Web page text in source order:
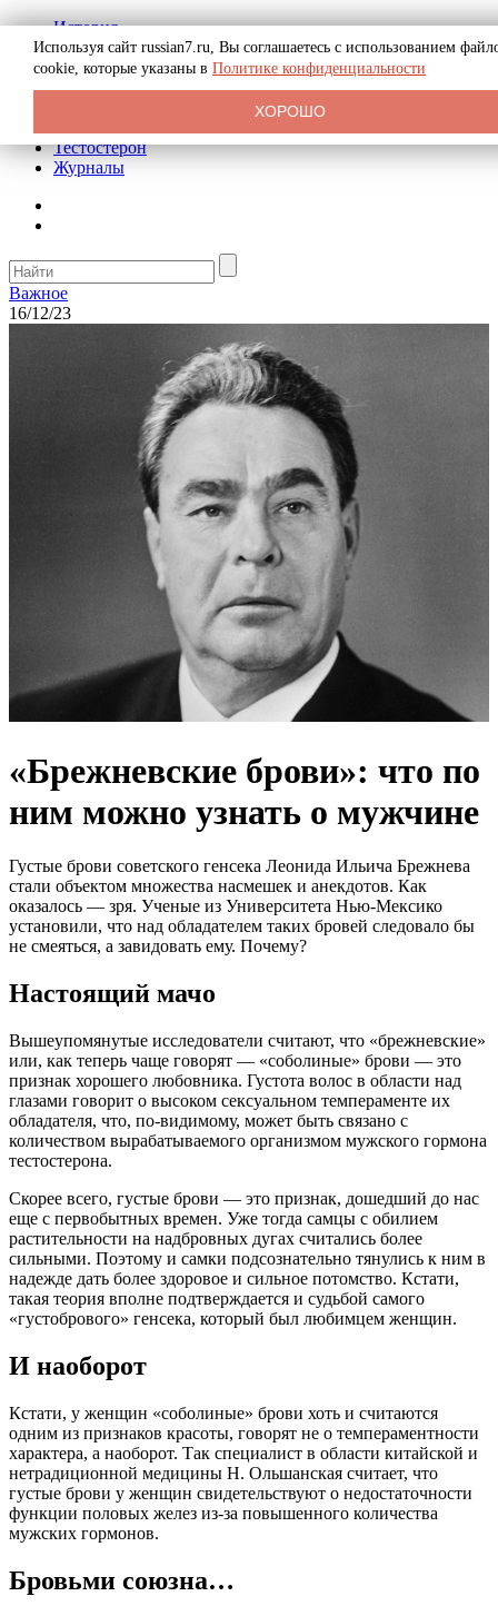
История
Биография
Криминал
Реклама на сайте
Тестостерон
Журналы
Важное
16/12/23
«Брежневские брови»: что по
ним можно узнать о мужчине
Густые брови советского генсека Леонида Ильича Брежнева
стали объектом множества насмешек и анекдотов. Как
оказалось — зря. Ученые из Университета Нью-Мексико
установили, что над обладателем таких бровей следовало бы
не смеяться, а завидовать ему. Почему?
Настоящий мачо
Вышеупомянутые исследователи считают, что «брежневские»
или, как теперь чаще говорят — «соболиные» брови — это
признак хорошего любовника. Густота волос в области над
глазами говорит о высоком сексуальном темпераменте их
обладателя, что, по-видимому, может быть связано с
количеством вырабатываемого организмом мужского гормона
тестостерона.
Скорее всего, густые брови — это признак, дошедший до нас
еще с первобытных времен. Уже тогда самцы с обилием
растительности на надбровных дугах считались более
сильными. Поэтому и самки подсознательно тянулись к ним в
надежде дать более здоровое и сильное потомство. Кстати,
такая теория вполне подтверждается и судьбой самого
«густобрового» генсека, который был любимцем женщин.
И наоборот
Кстати, у женщин «соболиные» брови хоть и считаются
одним из признаков красоты, говорят не о темпераментности
характера, а наоборот. Так специалист в области китайской и
нетрадиционной медицины Н. Ольшанская считает, что
густые брови у женщин свидетельствуют о недостаточности
функции половых желез из-за повышенного количества
мужских гормонов.
Бровьми союзна…
Используя сайт russian7.ru, Вы соглашаетесь с использованием
cookie, которые указаны в Политике конфиденциальности
ХОРОШО